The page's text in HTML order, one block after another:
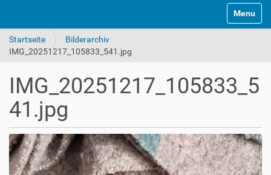
Startseite
Bilderarchiv
IMG_20251217_105833_541.jpg
IMG_20251217_105833_5
41.jpg